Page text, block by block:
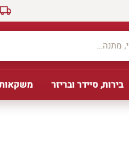
בירות, סיידר ובריזר